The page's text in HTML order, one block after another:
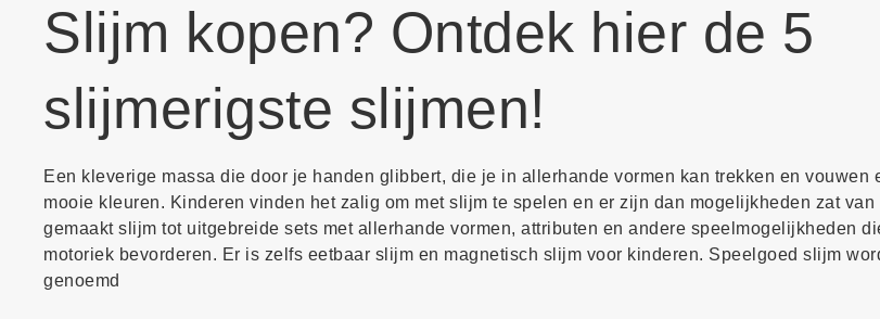
Slijm kopen? Ontdek hier de 5
slijmerigste slijmen!
Een kleverige massa die door je handen glibbert, die je in allerhande vormen kan trekken en vouwen
mooie kleuren. Kinderen vinden het zalig om met slijm te spelen en er zijn dan mogelijkheden zat
gemaakt slijm tot uitgebreide sets met allerhande vormen, attributen en andere speelmogelijkheden
motoriek bevorderen. Er is zelfs eetbaar slijm en magnetisch slijm voor kinderen. Speelgoed slijm
genoemd